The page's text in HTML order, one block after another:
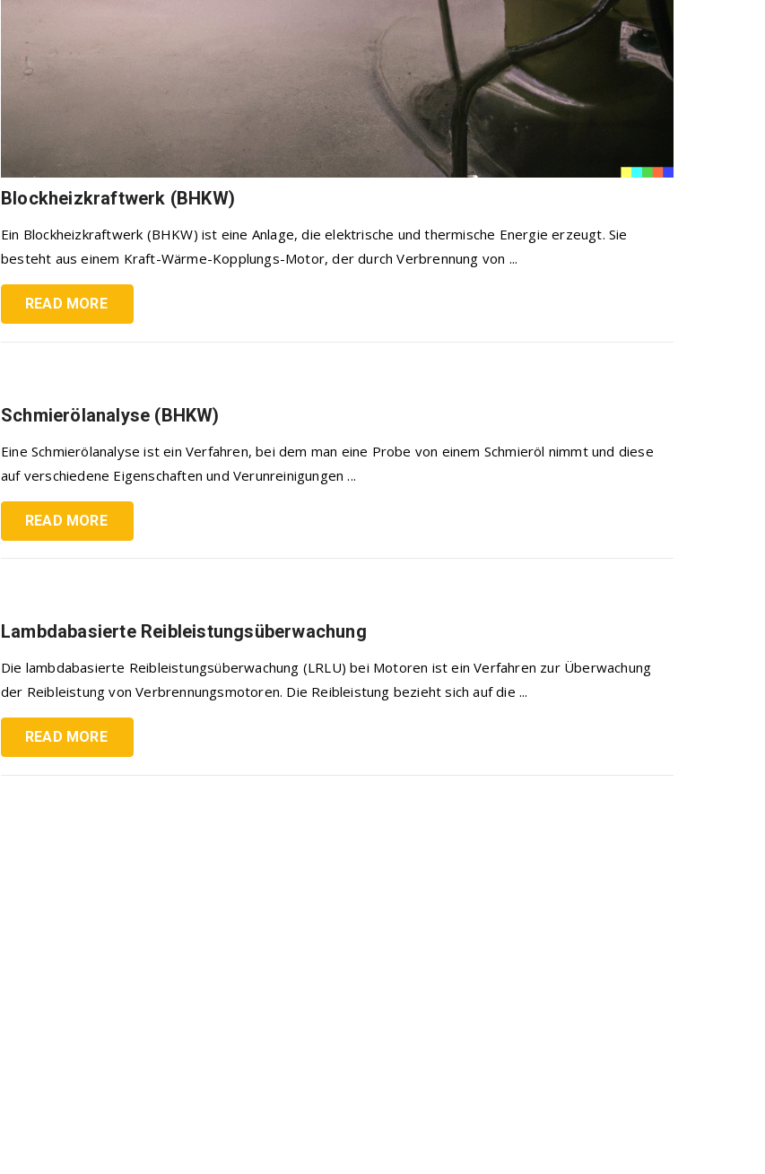
Blockheizkraftwerk (BHKW)
Ein Blockheizkraftwerk (BHKW) ist eine Anlage, die elektrische und thermische Energie erzeugt. Sie
besteht aus einem Kraft-Wärme-Kopplungs-Motor, der durch Verbrennung von ...
READ MORE
Schmierölanalyse (BHKW)
Eine Schmierölanalyse ist ein Verfahren, bei dem man eine Probe von einem Schmieröl nimmt und diese
auf verschiedene Eigenschaften und Verunreinigungen ...
READ MORE
Lambdabasierte Reibleistungsüberwachung
Die lambdabasierte Reibleistungsüberwachung (LRLU) bei Motoren ist ein Verfahren zur Überwachung
der Reibleistung von Verbrennungsmotoren. Die Reibleistung bezieht sich auf die ...
READ MORE